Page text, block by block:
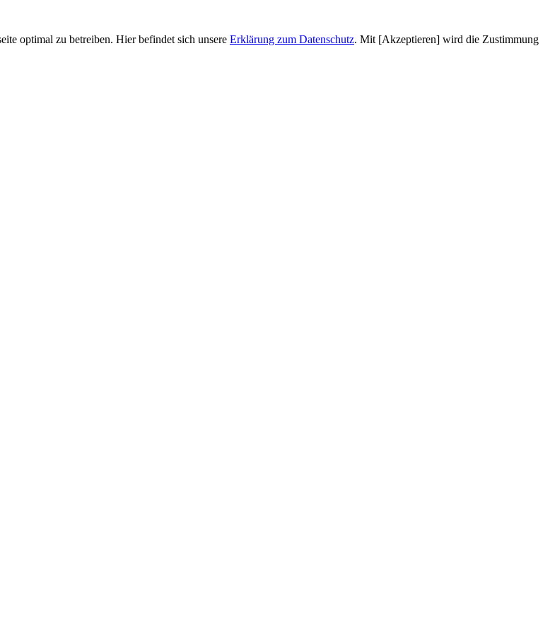
optimal zu betreiben. Hier befindet sich unsere Erklärung zum Datenschutz. Mit [Akzeptieren] wird die Zustimmung